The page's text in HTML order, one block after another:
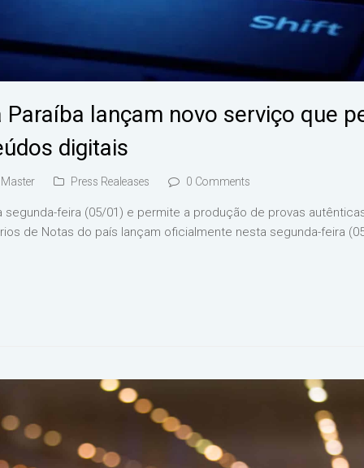
lançam novo serviço que
digitais
Press Realeases 0 Comments
feira (05/01) e permite a produção de provas
de Notas do país lançam oficialmente nesta segunda-feira